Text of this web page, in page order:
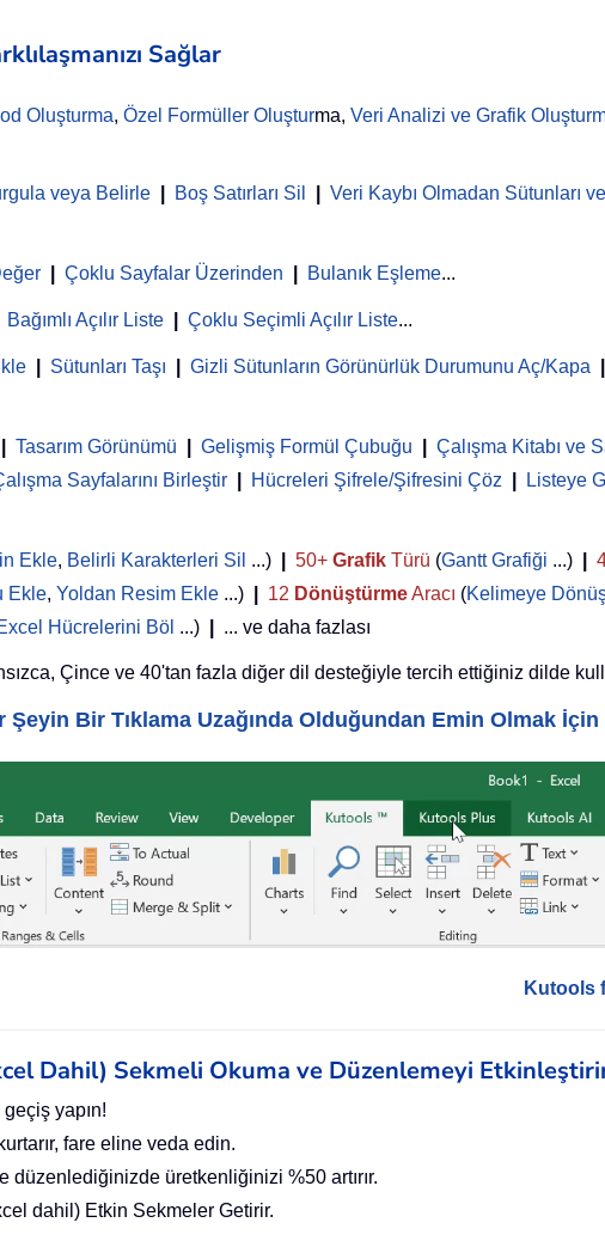
Sağlar
Oluşturma, Özel Formüller Oluşturma, Veri Analizi ve Grafik
veya Belirle Boş Satırları Sil Veri Kaybı Olmadan Sütunları
Çoklu Sayfalar Üzerinden Bulanık Eşleme...
Bağımlı Açılır Liste Çoklu Seçimli Açılır Liste...
Sütunları Taşı Gizli Sütunların Görünürlük Durumunu Aç/Kapa
Tasarım Görünümü Gelişmiş Formül Çubuğu Çalışma Kitabı ve
Sayfalarını Birleştir Hücreleri Şifrele/Şifresini Çöz Listeye
Ekle, Belirli Karakterleri Sil ...) 50+ Grafik Türü (Gantt Grafiği ...)
Ekle, Yoldan Resim Ekle ...) 12 DönüştürmeAracı (Kelimeye
Hücrelerini Böl ...) ... ve daha fazlası
Çince ve 40'tan fazla diğer dil desteğiyle tercih ettiğiniz dilde
Şeyin Bir Tıklama Uzağında Olduğundan Emin Olmak İçin
Kutools
Dahil) Sekmeli Okuma ve Düzenlemeyi
yapın!
fare eline veda edin.
üretkenliğinizi %50 artırır.
dahil) Etkin Sekmeler Getirir.